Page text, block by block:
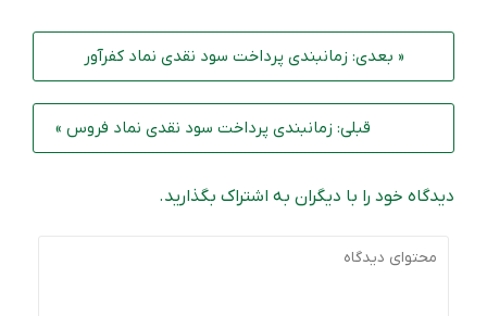
« بعدی: زمانبندی پرداخت سود نقدی نماد کفرآور
قبلی: زمانبندی پرداخت سود نقدی نماد فروس »
دیدگاه خود را با دیگران به اشتراک بگذارید.